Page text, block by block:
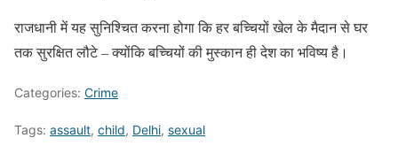
राजधानी में यह सुनिश्चित करना होगा कि हर बच्चियों खेल के मैदान से घर
तक सुरक्षित लौटे – क्योंकि बच्चियों की मुस्कान ही देश का भविष्य है।
Categories: Crime
Tags: assault, child, Delhi, sexual